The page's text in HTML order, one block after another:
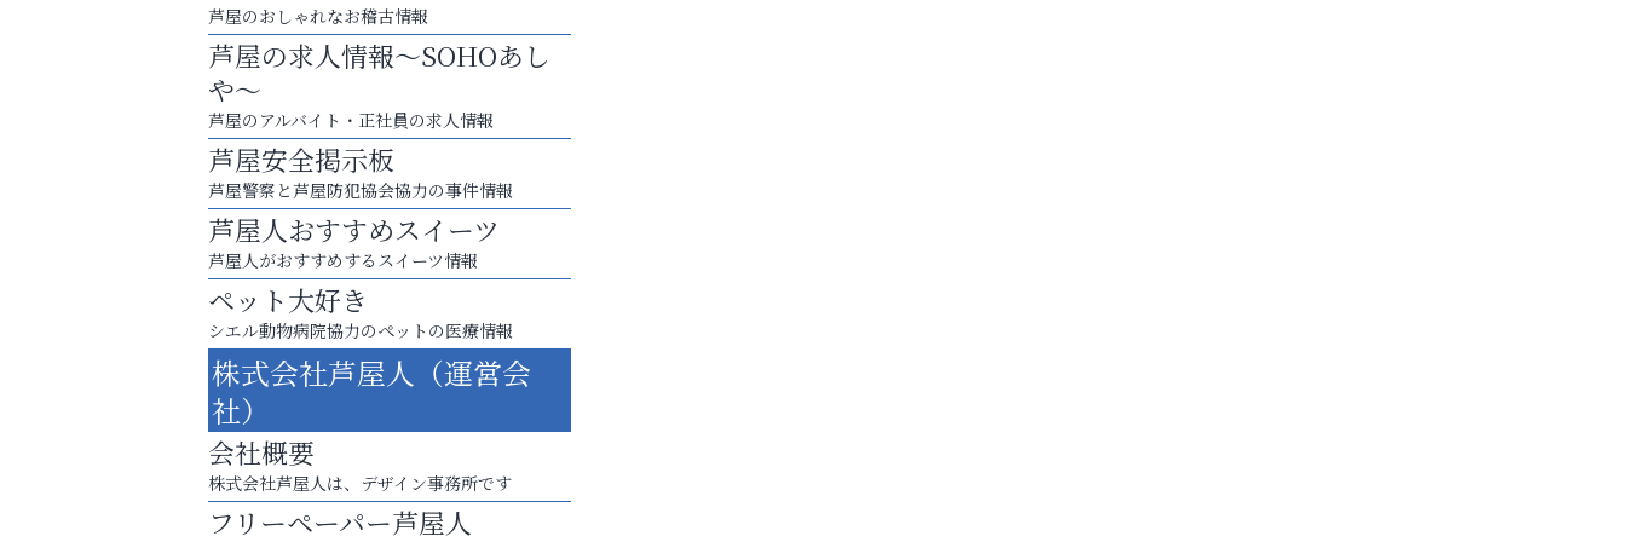
お一人おひとりに合う治療をご提案
口元から始まる、自分らしい毎日を
芦屋インターナショナルスク
ール
芦屋のおしゃれなお稽古情報
芦屋の求人情報～SOHOあし
や～
芦屋のアルバイト・正社員の求人情報
芦屋安全掲示板
芦屋警察と芦屋防犯協会協力の事件情報
芦屋人おすすめスイーツ
芦屋人がおすすめするスイーツ情報
ペット大好き
シエル動物病院協力のペットの医療情報
株式会社芦屋人（運営会
社）
会社概要
株式会社芦屋人は、デザイン事務所です
フリーペーパー芦屋人